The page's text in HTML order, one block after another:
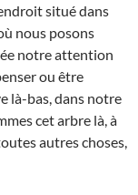
situé dans
nous posons
notre attention
ou être
là-bas, dans notre
cet arbre là, à
autres choses,